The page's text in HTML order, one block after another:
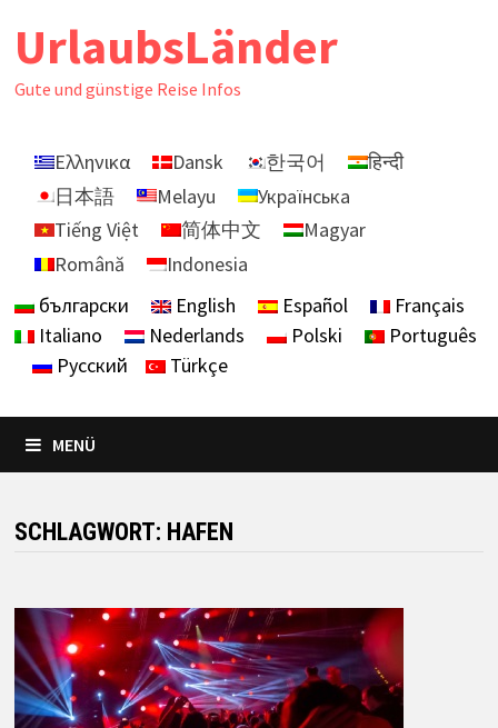
UrlaubsLänder
Gute und günstige Reise Infos
Ελληνικα Dansk 한국어
हिन्दी
日本語
Melayu
Українська
Tiếng Việt
简体中文
Magyar
Română
Indonesia
български
English Español
Français
Italiano
Nederlands Polski
Português
Русский
Türkçe
MENÜ
SCHLAGWORT: HAFEN